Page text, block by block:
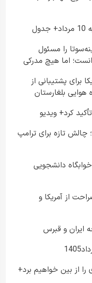
را مسئول
اما هیچ مدرکی
برای پشتیبانی از
هوایی بلغارستان
کرد+ ویدیو
تازه برای ترامپ
دانشجویی
از آمریکا و
ایران و قبرس
را از بین خواهیم برد+